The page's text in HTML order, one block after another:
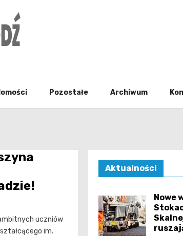
Pozostałe Archiwum
uczniów
im.
Aktualności
Nowe